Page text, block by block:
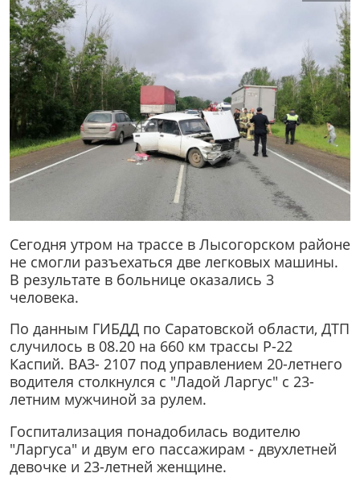
Сегодня утром на трассе в Лысогорском районе
не смогли разъехаться две легковых машины.
В результате в больнице оказались 3
человека.
По данным ГИБДД по Саратовской области, ДТП
случилось в 08.20 на 660 км трассы Р-22
Каспий. ВАЗ- 2107 под управлением 20-летнего
водителя столкнулся с "Ладой Ларгус" с 23-
летним мужчиной за рулем.
Госпитализация понадобилась водителю
"Ларгуса" и двум его пассажирам - двухлетней
девочке и 23-летней женщине.